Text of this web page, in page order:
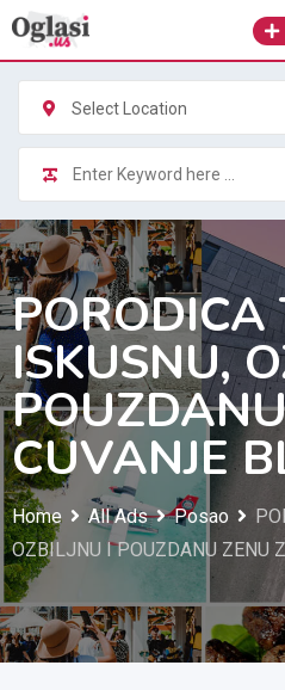
Skip
content
Select Location
PORODICA
ISKUSNU,
CUVANJE
Home All Ads Posao
OZBILJNU I POUZDANU ZENU